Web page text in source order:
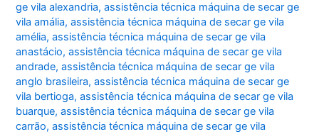
ge vila alexandria,assistência técnica máquina de secar ge
vila amália,assistência técnica máquina de secar ge vila
amélia,assistência técnica máquina de secar ge vila
anastácio,assistência técnica máquina de secar ge vila
andrade,assistência técnica máquina de secar ge vila
anglo brasileira,assistência técnica máquina de secar ge
vila bertioga,assistência técnica máquina de secar ge vila
buarque,assistência técnica máquina de secar ge vila
carrão,assistência técnica máquina de secar ge vila